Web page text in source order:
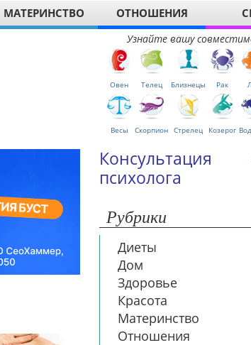
МАТЕРИНСТВО ОТНОШЕНИЯ
Узнайте вашу
Овен Телец Близнецы Рак
Весы Скорпион Стрелец Козерог
Консультация
психолога
Рубрики
Диеты
Дом
Здоровье
Красота
Материнство
Отношения